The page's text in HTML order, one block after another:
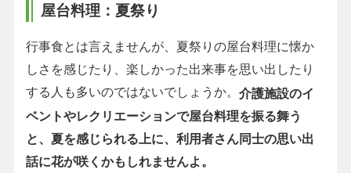
屋台料理：夏祭り
行事食とは言えませんが、夏祭りの屋台料理に懐か
しさを感じたり、楽しかった出来事を思い出したり
する人も多いのではないでしょうか。 介護施設のイ
ベントやレクリエーションで屋台料理を振る舞う
と、夏を感じられる上に、利用者さん同士の思い出
話に花が咲くかもしれませんよ。